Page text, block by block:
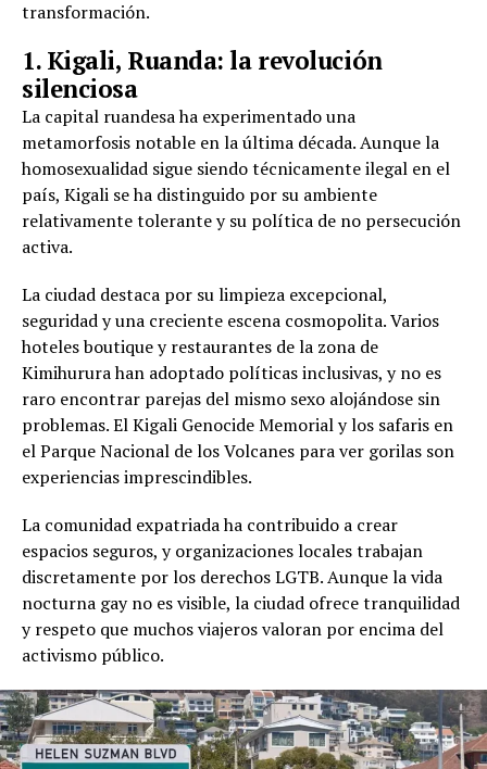
transformación.
1. Kigali, Ruanda: la revolución
silenciosa
La capital ruandesa ha experimentado una
metamorfosis notable en la última década. Aunque la
homosexualidad sigue siendo técnicamente ilegal en el
país, Kigali se ha distinguido por su ambiente
relativamente tolerante y su política de no persecución
activa.
La ciudad destaca por su limpieza excepcional,
seguridad y una creciente escena cosmopolita. Varios
hoteles boutique y restaurantes de la zona de
Kimihurura han adoptado políticas inclusivas, y no es
raro encontrar parejas del mismo sexo alojándose sin
problemas. El Kigali Genocide Memorial y los safaris en
el Parque Nacional de los Volcanes para ver gorilas son
experiencias imprescindibles.
La comunidad expatriada ha contribuido a crear
espacios seguros, y organizaciones locales trabajan
discretamente por los derechos LGTB. Aunque la vida
nocturna gay no es visible, la ciudad ofrece tranquilidad
y respeto que muchos viajeros valoran por encima del
activismo público.